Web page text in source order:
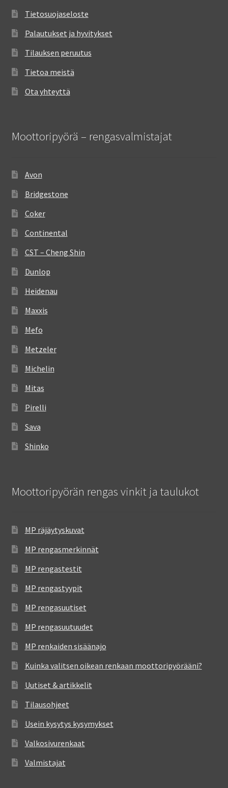
Tietosuojaseloste
Palautukset ja hyvitykset
Tilauksen peruutus
Tietoa meistä
Ota yhteyttä
Moottoripyörä – rengasvalmistajat
Avon
Bridgestone
Coker
Continental
CST – Cheng Shin
Dunlop
Heidenau
Maxxis
Mefo
Metzeler
Michelin
Mitas
Pirelli
Sava
Shinko
Moottoripyörän rengas vinkit ja taulukot
MP räjäytyskuvat
MP rengasmerkinnät
MP rengastestit
MP rengastyypit
MP rengasuutiset
MP rengasuutuudet
MP renkaiden sisäänajo
Kuinka valitsen oikean renkaan moottoripyörääni?
Uutiset & artikkelit
Tilausohjeet
Usein kysytys kysymykset
Valkosivurenkaat
Valmistajat